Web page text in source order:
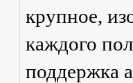
крупное,
каждого
поддержка